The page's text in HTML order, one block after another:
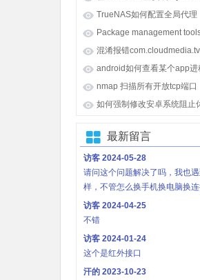
TrueNAS如何配置全局代理
android如何查看某个app
nmap 扫描所有开放tcp端口
如何强制修改安卓系统阻止
最新留言
访客2024-05-28
请问这个问题解决了吗，我也
样，不管怎么换手机换电脑换
访客2024-04-25
不错
访客2024-01-24
这个是红外接口
汗的2023-10-23